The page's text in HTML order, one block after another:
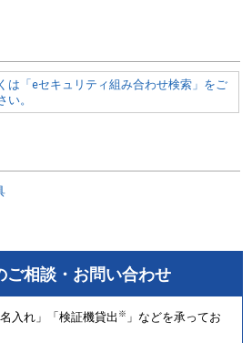
は「eセキュリティ組み合わせ検索」をご
い。
ご相談・お問い合わせ
入れ」「検証機貸出 ※ 」などを承ってお